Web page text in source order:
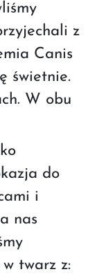
z
Canis
świetnie.
W obu
do
i
nas
twarz z: